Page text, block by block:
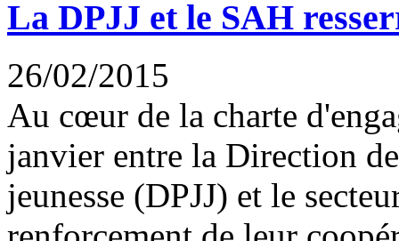
La DPJJ et le SAH
26/02/2015
Au cœur de la charte
janvier entre la Direction
jeunesse (DPJJ) et le